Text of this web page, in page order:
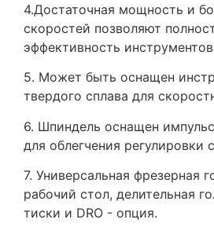
4.Достаточная мощность и
скоростей позволяют
эффективность
5. Может быть оснащен
твердого сплава для
6. Шпиндель оснащен
для облегчения регулировки
7. Универсальная фрезерная
рабочий стол, делительная
тиски и DRO - опция.